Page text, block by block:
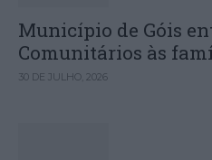
Município de Góis
Comunitários às
30 DE JULHO, 2026